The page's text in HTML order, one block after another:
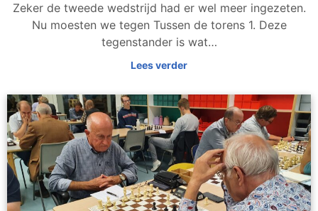
Zeker de tweede wedstrijd had er wel meer ingezeten.
Nu moesten we tegen Tussen de torens 1. Deze
tegenstander is wat…
Lees verder